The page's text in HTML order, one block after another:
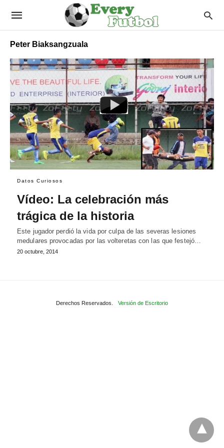
Peter Biaksangzuala
Datos Curiosos
Vídeo: La celebración más
trágica de la historia
Este jugador perdió la vida por culpa de las severas lesiones
medulares provocadas por las volteretas con las que festejó…
20 octubre, 2014
Derechos Reservados. Versión de Escritorio